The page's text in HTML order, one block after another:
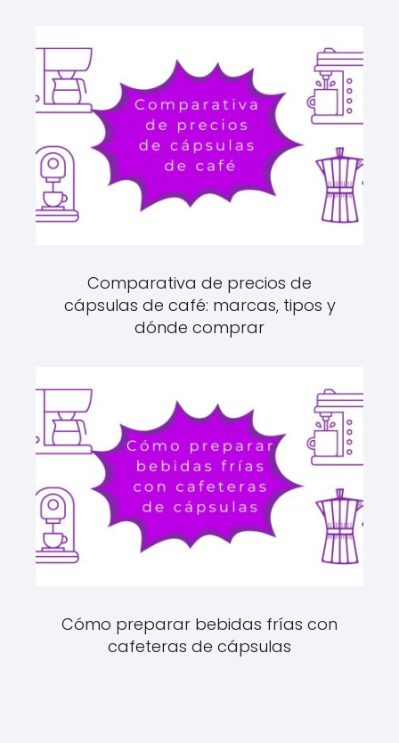
Comparativa de precios de
cápsulas de café: marcas, tipos y
dónde comprar
Cómo preparar bebidas frías con
cafeteras de cápsulas